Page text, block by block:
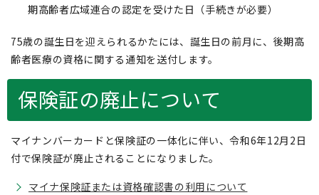
期高齢者広域連合の認定を受けた日（手続きが必要）
75歳の誕生日を迎えられるかたには、誕生日の前月に、後期高
齢者医療の資格に関する通知を送付します。
保険証の廃止について
マイナンバーカードと保険証の一体化に伴い、令和6年12月2日
付で保険証が廃止されることになりました。
マイナ保険証または資格確認書の利用について